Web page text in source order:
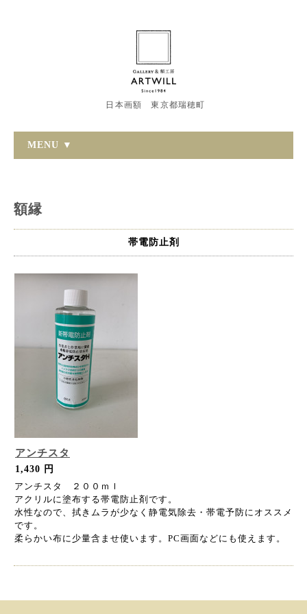
日本画額 東京都瑞穂町
MENU ▼
額縁
帯電防止剤
アンチスタ
1,430 円
アンチスタ ２００ｍｌ
アクリルに塗布する帯電防止剤です。
水性なので、拭きムラが少なく静電気除去・帯電予防にオススメ
です。
柔らかい布に少量含ませ使います。PC画面などにも使えます。